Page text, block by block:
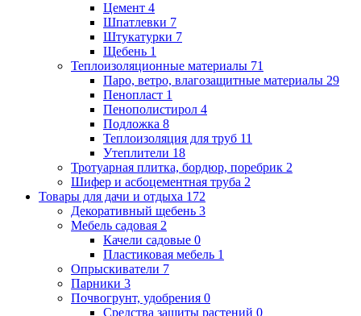
Цемент 4
Шпатлевки 7
Штукатурки 7
Щебень 1
Теплоизоляционные материалы 71
Паро, ветро, влагозащитные материалы 29
Пенопласт 1
Пенополистирол 4
Подложка 8
Теплоизоляция для труб 11
Утеплители 18
Тротуарная плитка, бордюр, поребрик 2
Шифер и асбоцементная труба 2
Товары для дачи и отдыха 172
Декоративный щебень 3
Мебель садовая 2
Качели садовые 0
Пластиковая мебель 1
Опрыскиватели 7
Парники 3
Почвогрунт, удобрения 0
Средства защиты растений 0